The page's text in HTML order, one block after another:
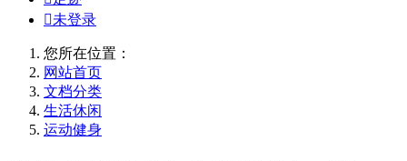
未登录
您所在位置：
网站首页
文档分类
生活休闲
运动健身